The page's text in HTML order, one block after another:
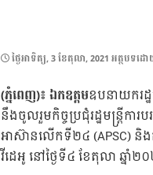
POSTED
ថ្ងៃ​អាទិត្យ, 3 ខែ​តុលា, 2021 អត្ថបទដ
(ភ្នំពេញ)៖ ឯកឧត្តមឧបនាយករដ្
នឹងចូលរួមកិច្ចប្រជុំរដ្ឋមន្រ្តីក
អាស៊ានលើកទី២៤ (APSC) និ
វីដេអូ នៅថ្ងៃទី៤ ខែតុលា ឆ្នាំ